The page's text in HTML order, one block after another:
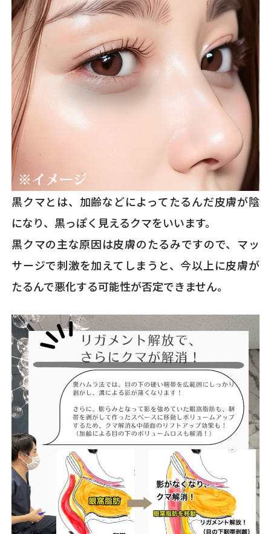
黒クマとは、加齢などによってたるんだ皮膚が陰
になり、黒っぽく見えるクマをいいます。
黒クマの主な原因は皮膚のたるみですので、マッ
サージで刺激を加えてしまうと、今以上に皮膚が
たるんで悪化する可能性が否定できません。